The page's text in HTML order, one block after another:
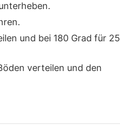
und bei 180 Grad für 25
verteilen und den